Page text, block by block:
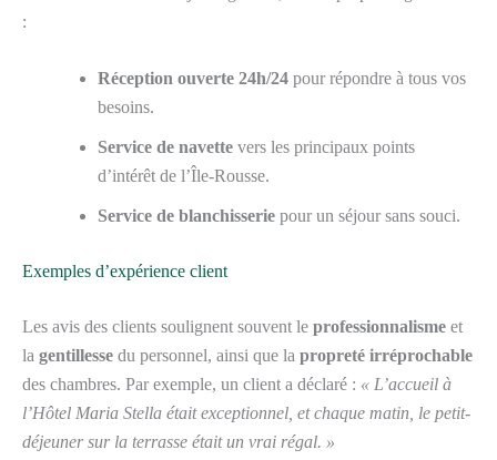
:
Réception ouverte 24h/24 pour répondre à tous vos
besoins.
Service de navette vers les principaux points
d’intérêt de l’Île-Rousse.
Service de blanchisserie pour un séjour sans souci.
Exemples d’expérience client
Les avis des clients soulignent souvent le professionnalisme et
la gentillesse du personnel, ainsi que la propreté irréprochable
des chambres. Par exemple, un client a déclaré : « L’accueil à
l’Hôtel Maria Stella était exceptionnel, et chaque matin, le petit-
déjeuner sur la terrasse était un vrai régal. »